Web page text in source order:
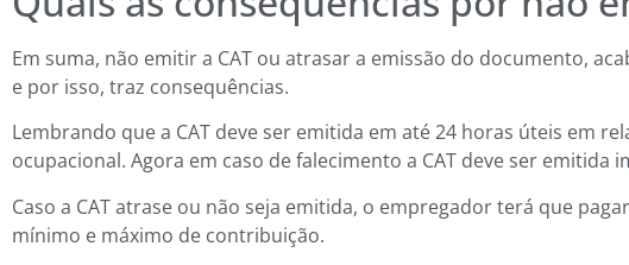
Em suma, não emitir a CAT ou atrasar a emissão do documento,
e por isso, traz consequências.
Lembrando que a CAT deve ser emitida em até 24 horas úteis em
ocupacional. Agora em caso de falecimento a CAT deve ser emitida
Caso a CAT atrase ou não seja emitida, o empregador terá que
mínimo e máximo de contribuição.